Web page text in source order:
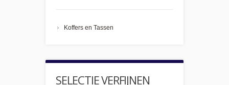
Koffers en Tassen
SELECTIE VERFIJNEN